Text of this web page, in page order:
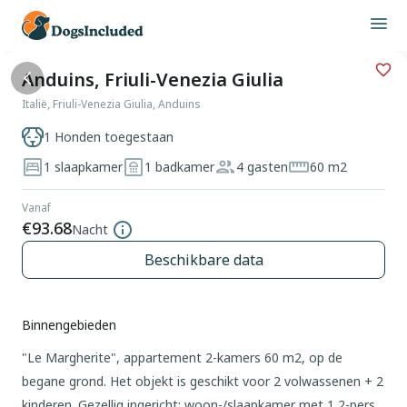
Anduins, Friuli-Venezia Giulia
Italië, Friuli-Venezia Giulia, Anduins
1 Honden toegestaan
1 slaapkamer
1 badkamer 4 gasten 60 m2
Vanaf
€93.68Nacht
Beschikbare data
Binnengebieden
"Le Margherite", appartement 2-kamers 60 m2, op de
begane grond. Het objekt is geschikt voor 2 volwassenen + 2